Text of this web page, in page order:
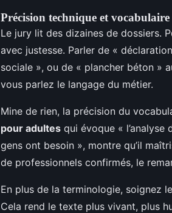
Précision technique et
Le jury lit des dizaines de dossiers.
avec justesse. Parler de «
sociale », ou de « plancher béton »
vous parlez le langage du métier.
Mine de rien, la précision du
pour adultes qui évoque «
gens ont besoin », montre qu’il
de professionnels confirmés, le
En plus de la terminologie, soignez
Cela rend le texte plus vivant, plus